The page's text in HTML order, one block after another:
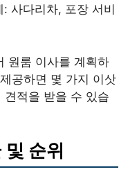
: 사다리차, 포장 서비
원룸 이사를 계획하
공하면 몇 가지 이삿
견적을 받을 수 있습
및 순위